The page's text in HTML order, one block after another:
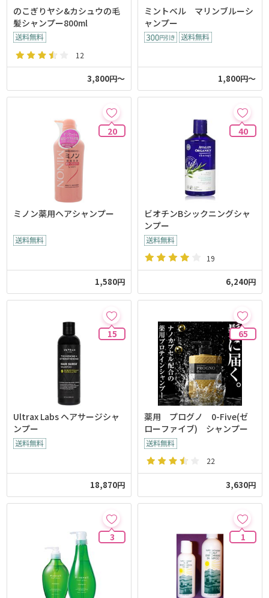
のこぎりヤシ&カシュウの毛
髪シャンプー800ml
12
3,800円～
ミントベル マリンブルーシ
ャンプー
1,800円～
20
ミノン薬用ヘアシャンプー
1,580円
40
ビオチンBシックニングシャ
ンプー
19
6,240円
15
Ultrax Labs ヘアサージシャ
ンプー
18,870円
65
薬用 プログノ 0-Five(ゼ
ローファイブ) シャンプー
22
3,630円
3 1